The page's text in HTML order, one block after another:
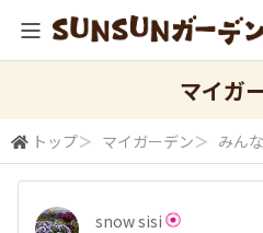
マイガ
トップ＞ マイガーデン＞ みん
snow sisi